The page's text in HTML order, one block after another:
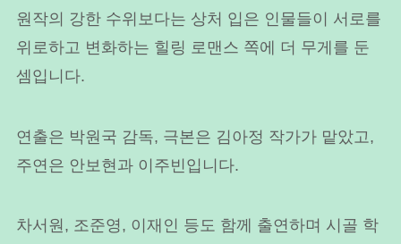
원작의 강한 수위보다는 상처 입은 인물들이 서로를
위로하고 변화하는 힐링 로맨스 쪽에 더 무게를 둔
셈입니다.
연출은 박원국 감독, 극본은 김아정 작가가 맡았고,
주연은 안보현과 이주빈입니다.
차서원, 조준영, 이재인 등도 함께 출연하며 시골 학